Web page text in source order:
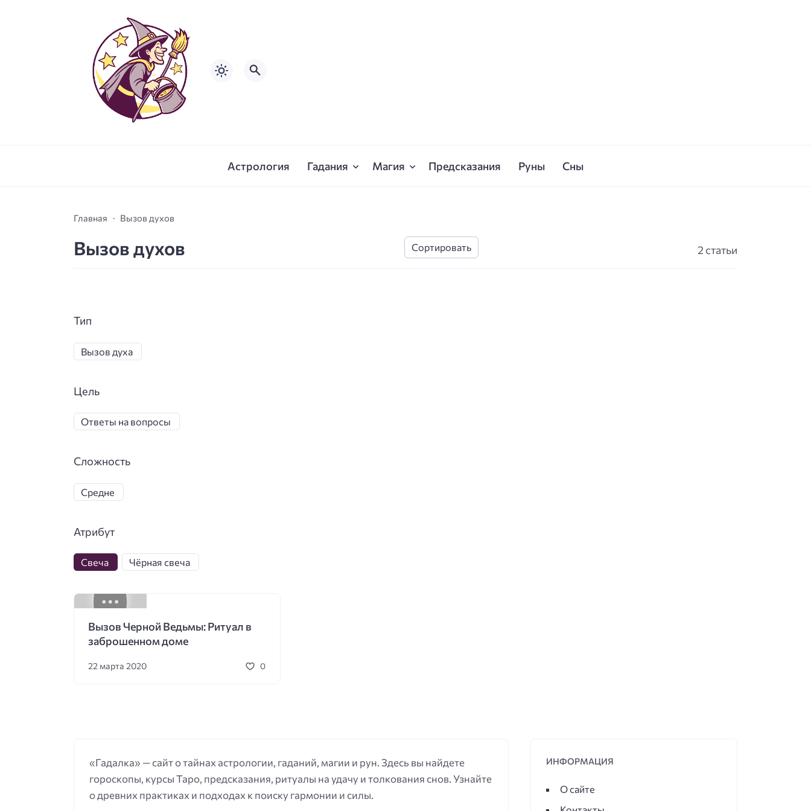
Астрология Гадания Магия Предсказания Руны Сны
Главная Вызов духов
Вызов духов 2 статьи
Тип
Вызов духа
Цель
Ответы на вопросы
Сложность
Средне
Атрибут
Свеча Чёрная свеча
Вызов Черной Ведьмы: Ритуал в
заброшенном доме
22 марта 2020 0
«Гадалка» — сайт о тайнах астрологии, гаданий, магии и рун. Здесь вы найдете
гороскопы, курсы Таро, предсказания, ритуалы на удачу и толкования снов. Узнайте
о древних практиках и подходах к поиску гармонии и силы.
ИНФОРМАЦИЯ
О сайте